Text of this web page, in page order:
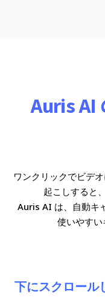
Auris AI
ワンクリックでビデ
起こしすると
Auris AI は、自動キ
使いやすい
下にスクロール